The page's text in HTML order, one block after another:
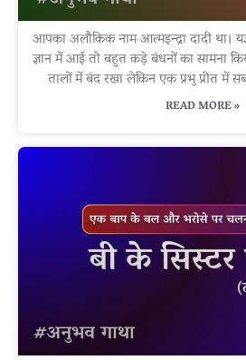
आपका अलौकिक नाम आत्मइन्द्रा दादी था।
ज्ञान में आई तो बहुत कड़े बंधनों का सामना
तालों में बंद रखा लेकिन एक प्रभु प्रीत में
READ MORE »